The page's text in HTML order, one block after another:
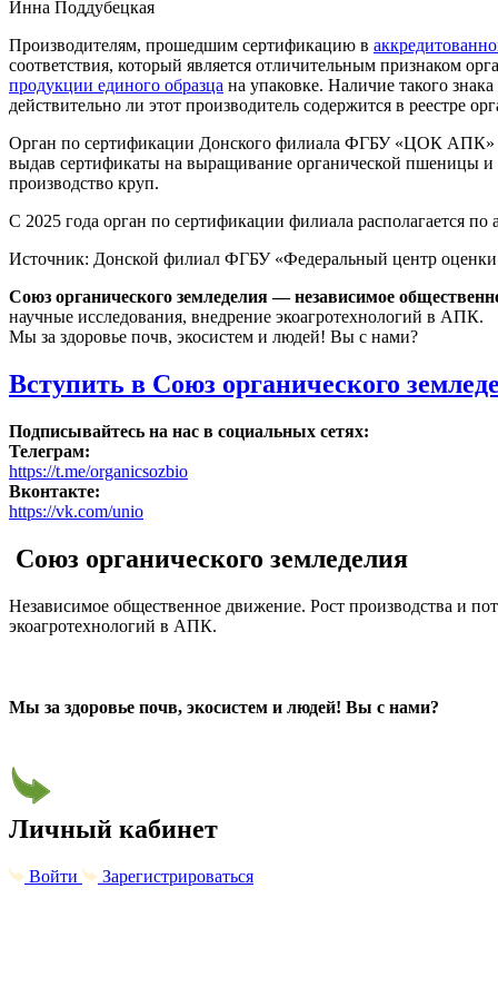
Инна Поддубецкая
Производителям, прошедшим сертификацию в
соответствия, который является отличительным признаком
продукции единого образца на упаковке. Наличие такого
действительно ли этот производитель содержится в реестре
Орган по сертификации Донского филиала ФГБУ «ЦОК АПК»
выдав сертификаты на выращивание органической пшеницы и
производство круп.
С 2025 года орган по сертификации филиала располагается
Источник: Донской филиал ФГБУ «Федеральный центр
Союз органического земледелия — независимое
научные исследования, внедрение экоагротехнологий в АПК.
Мы за здоровье почв, экосистем и людей! Вы с нами?
Вступить в Союз органического
Подписывайтесь на нас в социальных сетях:
Телеграм:
https://t.me/organicsozbio
Вконтакте:
https://vk.com/unio
Союз органического земледелия
Независимое общественное движение. Рост производства и
экоагротехнологий в АПК.
Мы за здоровье почв, экосистем и людей! Вы с нами?
Личный кабинет
Войти Зарегистрироваться